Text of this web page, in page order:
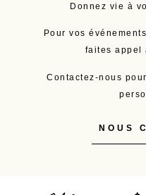
Donnez vie à
Pour vos
faites appel
Contactez-nous
NOUS